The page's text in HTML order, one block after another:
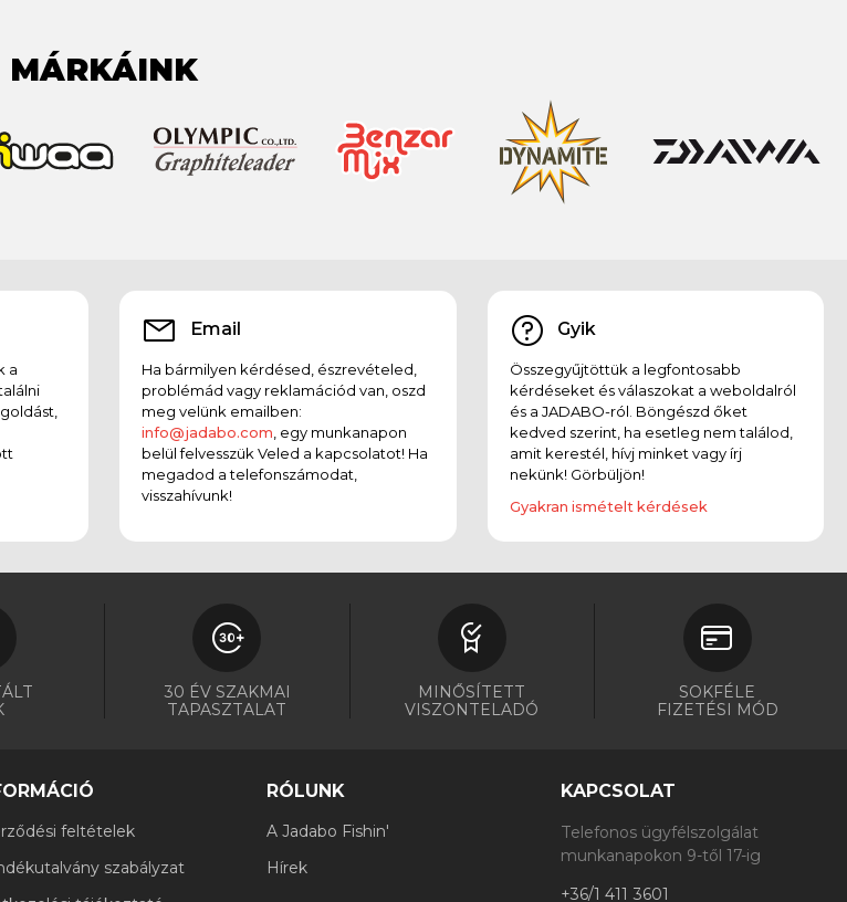
MÁRKÁINK
a
Email
Ha bármilyen kérdésed, észrevételed,
problémád vagy reklamációd van, oszd
meg velünk emailben:
info@jadabo.com , egy munkanapon
belül felvesszük Veled a kapcsolatot! Ha
megadod a telefonszámodat,
visszahívunk!
Gyik
Összegyűjtöttük a legfontosabb
kérdéseket és válaszokat a weboldalról
és a JADABO-ról. Böngészd őket
kedved szerint, ha esetleg nem találod,
amit kerestél, hívj minket vagy írj
nekünk! Görbüljön!
Gyakran ismételt kérdések
30 ÉV SZAKMAI
TAPASZTALAT
MINŐSÍTETT
VISZONTELADÓ
SOKFÉLE
FIZETÉSI MÓD
feltételek
szabályzat
RÓLUNK
A Jadabo Fishin'
Hírek
KAPCSOLAT
Telefonos ügyfélszolgálat
munkanapokon 9-től 17-ig
+36/1 411 3601